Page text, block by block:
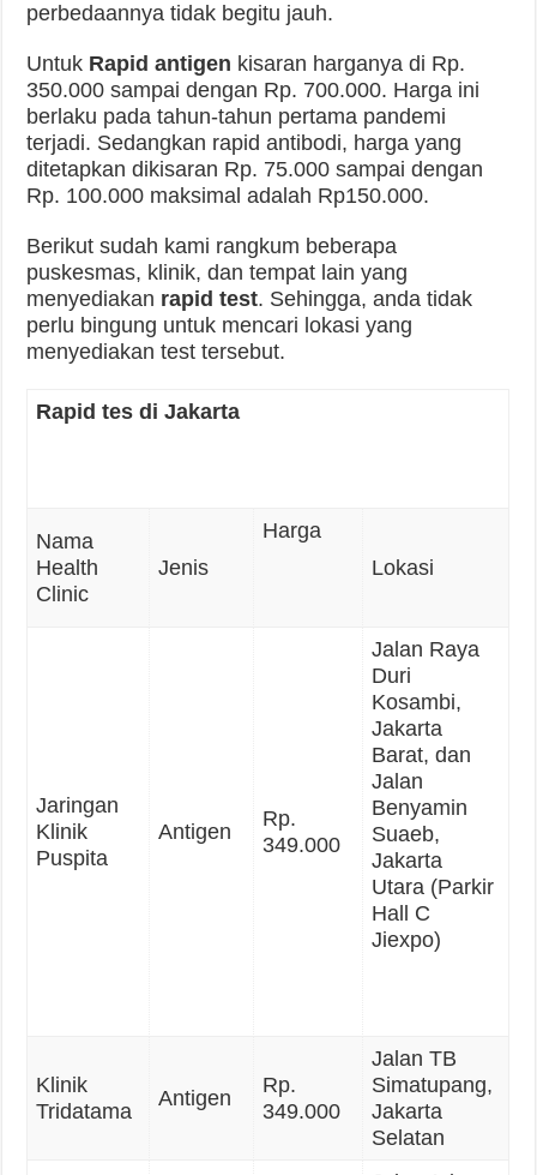
perbedaannya tidak begitu jauh.
Untuk Rapid antigen kisaran harganya di Rp.
350.000 sampai dengan Rp. 700.000. Harga ini
berlaku pada tahun-tahun pertama pandemi
terjadi. Sedangkan rapid antibodi, harga yang
ditetapkan dikisaran Rp. 75.000 sampai dengan
Rp. 100.000 maksimal adalah Rp150.000.
Berikut sudah kami rangkum beberapa
puskesmas, klinik, dan tempat lain yang
menyediakan rapid test. Sehingga, anda tidak
perlu bingung untuk mencari lokasi yang
menyediakan test tersebut.
Rapid tes di Jakarta
Nama
Health
Clinic
Jenis
Harga
Lokasi
Jaringan
Klinik
Puspita
Antigen
Rp.
349.000
Jalan Raya
Duri
Kosambi,
Jakarta
Barat, dan
Jalan
Benyamin
Suaeb,
Jakarta
Utara (Parkir
Hall C
Jiexpo)
Klinik
Tridatama
Antigen
Rp.
349.000
Jalan TB
Simatupang,
Jakarta
Selatan